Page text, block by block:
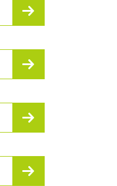
В наличии